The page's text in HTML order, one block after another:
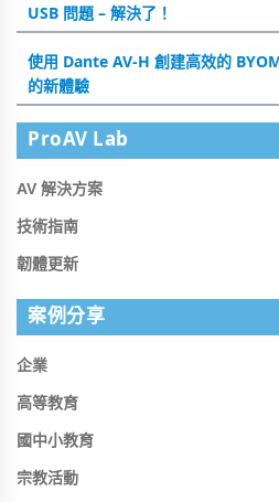
USB 問題 – 解決了！
使用 Dante AV-H 創建高效的
的新體驗
ProAV Lab
AV 解決方案
技術指南
韌體更新
案例分享
企業
高等教育
國中小教育
宗教活動